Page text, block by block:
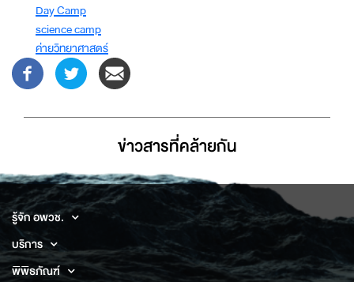
Day Camp
science camp
ค่ายวิทยาศาสตร์
ข่าวสารที่่คล้ายกัน
รู้จัก อพวช.
บริการ
พิพิธภัณฑ์